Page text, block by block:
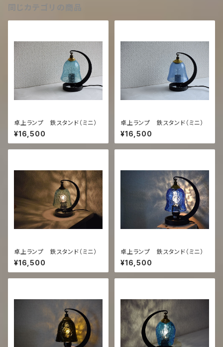
同じカテゴリの商品
卓上ランプ 鉄スタンド（ミニ）
¥16,500
卓上ランプ 鉄スタンド（ミニ）
¥16,500
卓上ランプ 鉄スタンド（ミニ）
¥16,500
卓上ランプ 鉄スタンド（ミニ）
¥16,500